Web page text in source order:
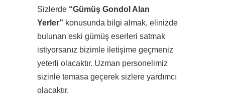
Sizlerde “Gümüş Gondol Alan
Yerler” konusunda bilgi almak, elinizde
bulunan eski gümüş eserleri satmak
istiyorsanız bizimle iletişime geçmeniz
yeterli olacaktır. Uzman personelimiz
sizinle temasa geçerek sizlere yardımcı
olacaktır.